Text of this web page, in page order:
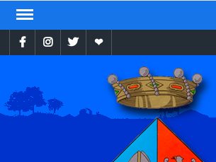
Skip
contentFacebookInstragram
TwitterEbando